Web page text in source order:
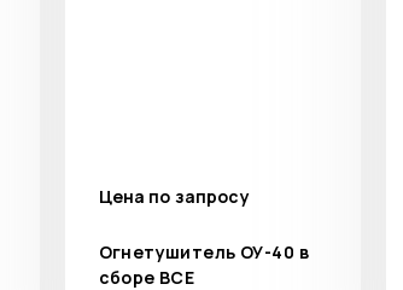
Цена по запросу
Огнетушитель ОУ-40 в
сборе ВСЕ